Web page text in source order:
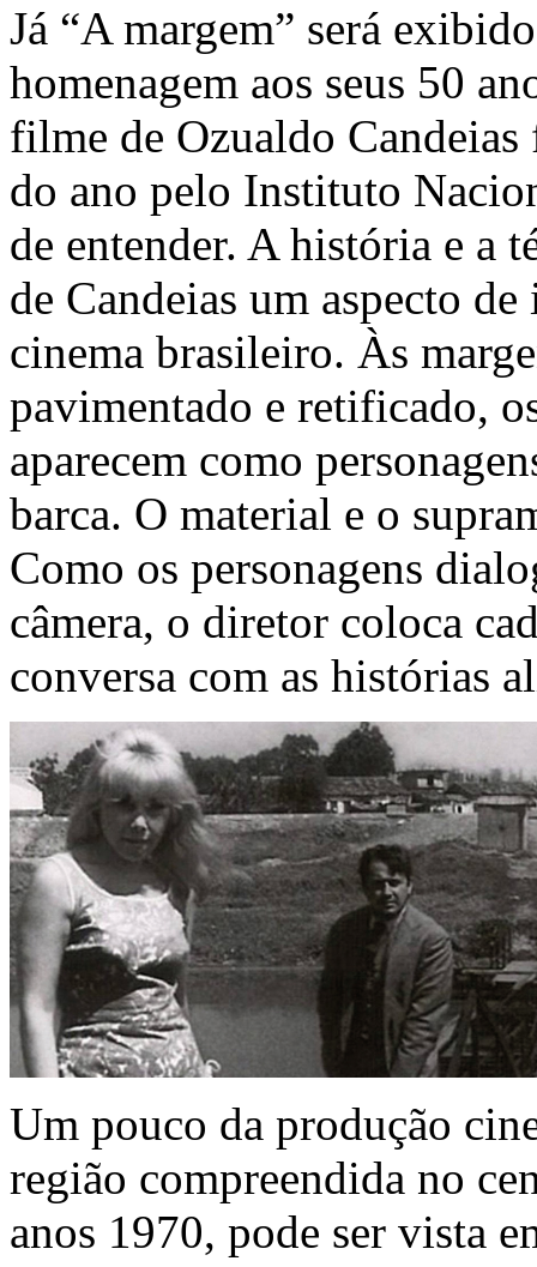
Já “A margem” será
homenagem aos seus 50
filme de Ozualdo
do ano pelo Instituto
de entender. A história e a
de Candeias um aspecto
cinema brasileiro. Às
pavimentado e retificado,
aparecem como
barca. O material e o
Como os personagens
câmera, o diretor coloca
conversa com as histórias
Um pouco da produção
região compreendida no
anos 1970, pode ser vista